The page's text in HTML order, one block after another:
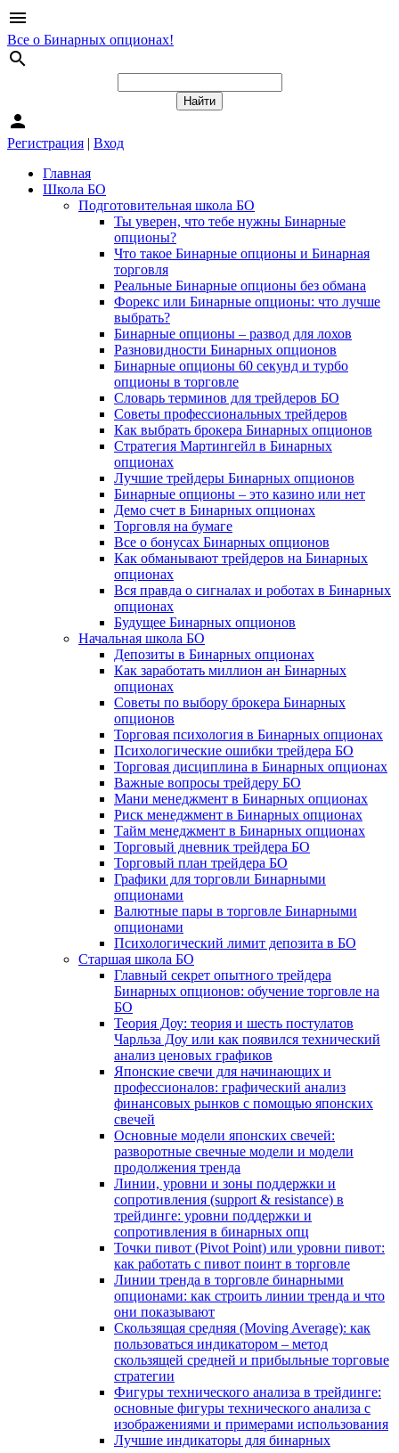
menu
Все о Бинарных опционах!
search
person
Регистрация | Вход
Главная
Школа БО
Подготовительная школа БО
Ты уверен, что тебе нужны Бинарные
опционы?
Что такое Бинарные опционы и Бинарная
торговля
Реальные Бинарные опционы без обмана
Форекс или Бинарные опционы: что лучше
выбрать?
Бинарные опционы – развод для лохов
Разновидности Бинарных опционов
Бинарные опционы 60 секунд и турбо
опционы в торговле
Словарь терминов для трейдеров БО
Советы профессиональных трейдеров
Как выбрать брокера Бинарных опционов
Стратегия Мартингейл в Бинарных
опционах
Лучшие трейдеры Бинарных опционов
Бинарные опционы – это казино или нет
Демо счет в Бинарных опционах
Торговля на бумаге
Все о бонусах Бинарных опционов
Как обманывают трейдеров на Бинарных
опционах
Вся правда о сигналах и роботах в Бинарных
опционах
Будущее Бинарных опционов
Начальная школа БО
Депозиты в Бинарных опционах
Как заработать миллион ан Бинарных
опционах
Советы по выбору брокера Бинарных
опционов
Торговая психология в Бинарных опционах
Психологические ошибки трейдера БО
Торговая дисциплина в Бинарных опционах
Важные вопросы трейдеру БО
Мани менеджмент в Бинарных опционах
Риск менеджмент в Бинарных опционах
Тайм менеджмент в Бинарных опционах
Торговый дневник трейдера БО
Торговый план трейдера БО
Графики для торговли Бинарными
опционами
Валютные пары в торговле Бинарными
опционами
Психологический лимит депозита в БО
Старшая школа БО
Главный секрет опытного трейдера
Бинарных опционов: обучение торговле на
БО
Теория Доу: теория и шесть постулатов
Чарльза Доу или как появился технический
анализ ценовых графиков
Японские свечи для начинающих и
профессионалов: графический анализ
финансовых рынков с помощью японских
свечей
Основные модели японских свечей:
разворотные свечные модели и модели
продолжения тренда
Линии, уровни и зоны поддержки и
сопротивления (support & resistance) в
трейдинге: уровни поддержки и
сопротивления в бинарных опц
Точки пивот (Pivot Point) или уровни пивот:
как работать с пивот поинт в торговле
Линии тренда в торговле бинарными
опционами: как строить линии тренда и что
они показывают
Скользящая средняя (Moving Average): как
пользоваться индикатором – метод
скользящей средней и прибыльные торговые
стратегии
Фигуры технического анализа в трейдинге:
основные фигуры технического анализа с
изображениями и примерами использования
Лучшие индикаторы для бинарных